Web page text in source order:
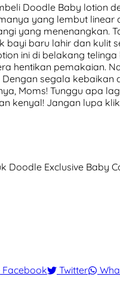
Doodle Baby lotion
yang lembut linear
yang menenangkan.
bayi baru lahir dan kulit
ini di belakang
hentikan pemakaian.
segala
Moms! Tunggu apa
kenyal! Jangan lupa
Doodle Exclusive Baby
Facebook Twitter